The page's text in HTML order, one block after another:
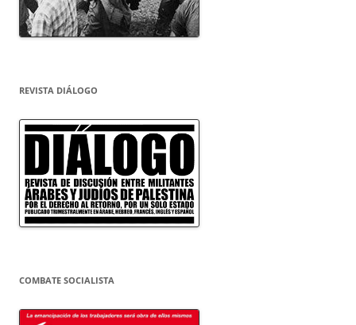
REVISTA DIÁLOGO
COMBATE SOCIALISTA